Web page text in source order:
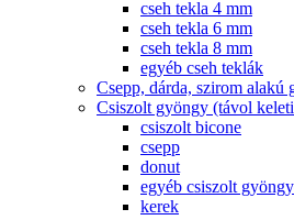
cseh tekla 4 mm
cseh tekla 6 mm
cseh tekla 8 mm
egyéb cseh teklák
Csepp, dárda, szirom alakú
Csiszolt gyöngy (távol keleti
csiszolt bicone
csepp
donut
egyéb csiszolt
kerek